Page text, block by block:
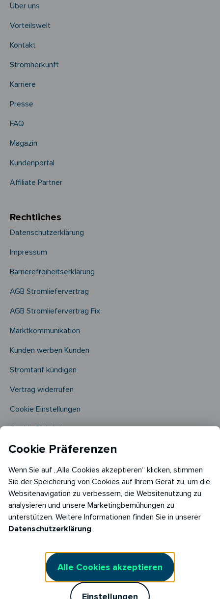
Über uns
Vorteilswelt
Kontakt
Stromherkunft
Karriere
Presse
FAQ
Magazin
Kundenportal
Affiliate Partner
Rechtliches
Datenschutzerklärung
Impressum
Barrierefreiheitserklärung
AGB Stromliefervertrag
AGB Stromliefervertrag Fix
Marktkommunikation
Kunden werben Kunden
Stromtarif kündigen
Vertrag widerrufen
Cookie Einstellungen
Cookie Richtlinie​
Copyright © 2026
RABOT Energy DE GmbH
Hopfenmarkt 33,
Cookie Präferenzen
Wenn Sie auf „Alle Cookies akzeptieren“ klicken, stimmen
Sie der Speicherung von Cookies auf Ihrem Gerät zu, um die
Websitenavigation zu verbessern, die Websitenutzung zu
analysieren und unsere Marketingbemühungen zu
unterstützen. Weitere Informationen finden Sie in unserer
Datenschutzerklärung.
Alle Cookies akzeptieren
Einstellungen